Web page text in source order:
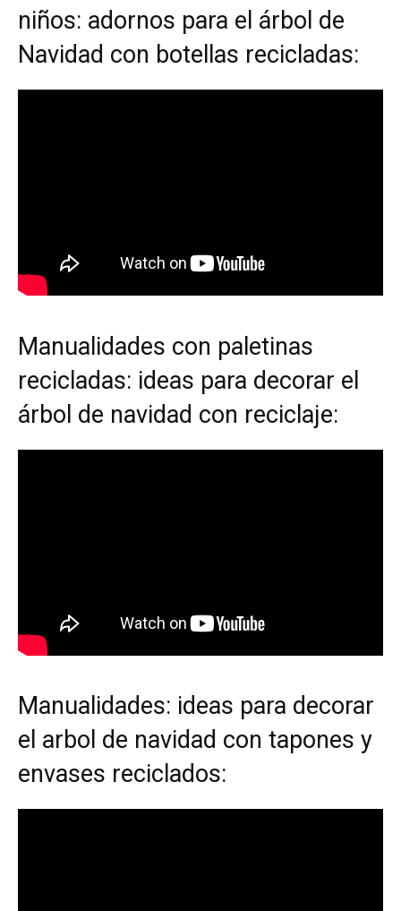
niños: adornos para el árbol de
Navidad con botellas recicladas:
Manualidades con paletinas
recicladas: ideas para decorar el
árbol de navidad con reciclaje:
Manualidades: ideas para decorar
el arbol de navidad con tapones y
envases reciclados: